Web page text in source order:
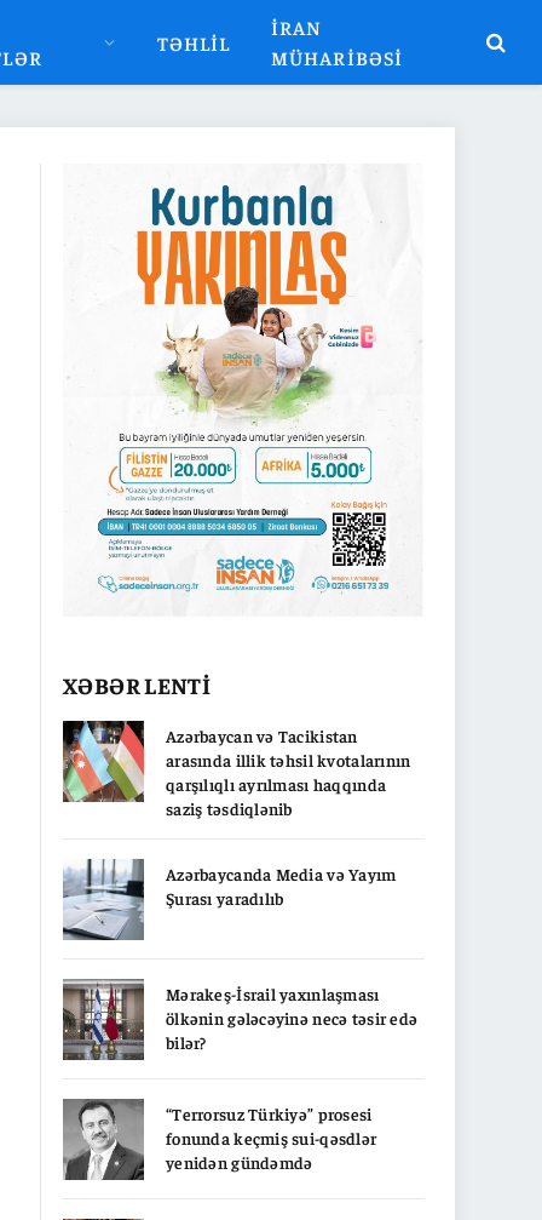
TƏHLIL
İRAN
MÜHARIBƏSI
XƏBƏR LENTİ
Azərbaycan və Tacikistan
arasında illik təhsil kvotalarının
qarşılıqlı ayrılması haqqında
saziş təsdiqlənib
Azərbaycanda Media və Yayım
Şurası yaradılıb
Mərakeş-İsrail yaxınlaşması
ölkənin gələcəyinə necə təsir edə
bilər?
“Terrorsuz Türkiyə” prosesi
fonunda keçmiş sui-qəsdlər
yenidən gündəmdə